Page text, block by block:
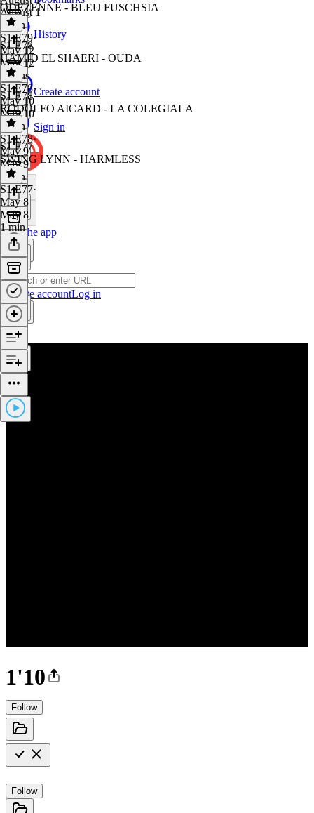
History
Create account
Sign in
Get the app
Create accountLog in
1'10
Follow
Follow
August 1
1 min
ODEZENNE - BLEU FUSCHSIA
S1 E79·
May 12
May 12
2 mins
S1 E78
HAMID EL SHAERI - OUDA
S1 E78·
May 10
May 10
1 min
S1 E78
RODOLFO AICARD - LA COLEGIALA
S1 E78·
May 9
May 9
1 min
S1 E77
SWING LYNN - HARMLESS
S1 E77·
May 8
May 8
1 min